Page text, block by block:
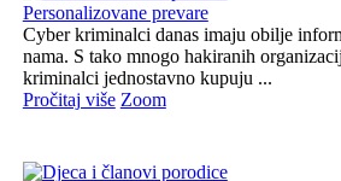
Personalizovane prevare
Cyber kriminalci danas imaju obilje
nama. S tako mnogo hakiranih
kriminalci jednostavno kupuju ...
Pročitaj više Zoom